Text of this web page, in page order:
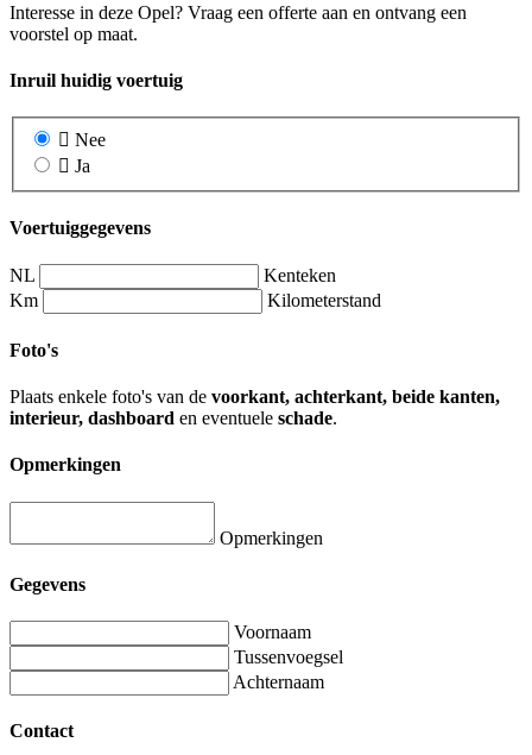
Interesse in deze Opel? Vraag een offerte aan en ontvang een
voorstel op maat.
Inruil huidig voertuig
Nee
Ja
Voertuiggegevens
NL
Kenteken
Km
Kilometerstand
Foto's
Plaats enkele foto's van de voorkant, achterkant, beide kanten,
interieur, dashboard en eventuele schade.
Opmerkingen
Opmerkingen
Gegevens
Voornaam
Tussenvoegsel
Achternaam
Contact